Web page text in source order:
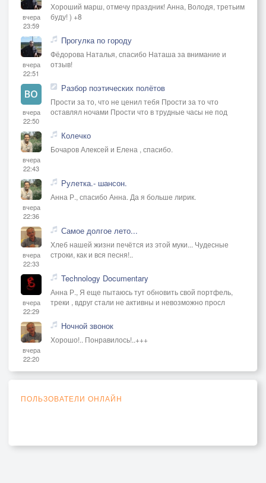
вчера
23:59
Хороший марш, отмечу праздник! Анна, Володя, третьим
буду! ) +8
вчера
22:51
Прогулка по городу
Фёдорова Наталья, спасибо Наташа за внимание и
отзыв!
вчера
22:50
Разбор поэтических полётов
Прости за то, что не ценил тебя Прости за то что
оставлял ночами Прости что в трудные часы не под
вчера
22:43
Колечко
Бочаров Алексей и Елена , спасибо.
вчера
22:36
Рулетка.- шансон.
Анна Р., спасибо Анна. Да я больше лирик.
вчера
22:33
Самое долгое лето...
Хлеб нашей жизни печётся из этой муки... Чудесные
строки, как и вся песня!..
вчера
22:29
Technology Documentary
Анна Р., Я еще пытаюсь тут обновить свой портфель,
треки , вдруг стали не активны и невозможно просл
вчера
22:20
Ночной звонок
Хорошо!.. Понравилось!..+++
ПОЛЬЗОВАТЕЛИ ОНЛАЙН